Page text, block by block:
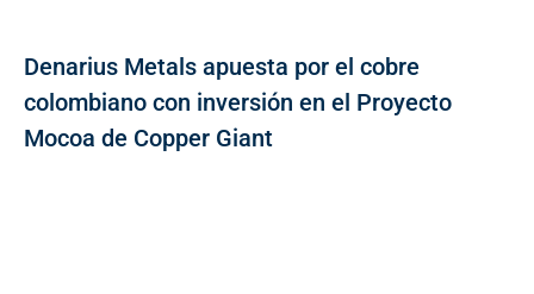
Denarius Metals apuesta por el cobre
colombiano con inversión en el Proyecto
Mocoa de Copper Giant